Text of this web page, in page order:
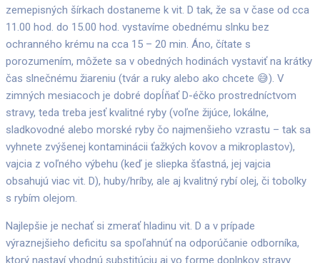
zemepisných šírkach dostaneme k vit. D tak, že sa v čase od cca
11.00 hod. do 15.00 hod. vystavíme obednému slnku bez
ochranného krému na cca 15 – 20 min. Áno, čítate s
porozumením, môžete sa v obedných hodinách vystaviť na krátky
čas slnečnému žiareniu (tvár a ruky alebo ako chcete 😅). V
zimných mesiacoch je dobré dopĺňať D-éčko prostredníctvom
stravy, teda treba jesť kvalitné ryby (voľne žijúce, lokálne,
sladkovodné alebo morské ryby čo najmenšieho vzrastu – tak sa
vyhnete zvýšenej kontaminácii ťažkých kovov a mikroplastov),
vajcia z voľného výbehu (keď je sliepka šťastná, jej vajcia
obsahujú viac vit. D), huby/hríby, ale aj kvalitný rybí olej, či tobolky
s rybím olejom.
Najlepšie je nechať si zmerať hladinu vit. D a v prípade
výraznejšieho deficitu sa spoľahnúť na odporúčanie odborníka,
ktorý nastaví vhodnú substitúciu aj vo forme doplnkov stravy.